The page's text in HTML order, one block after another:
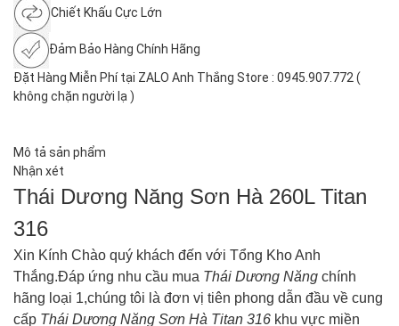
Chiết Khấu Cực Lớn
Đảm Bảo Hàng Chính Hãng
Đặt Hàng Miễn Phí tại ZALO Anh Thắng Store : 0945.907.772 (
không chặn người lạ )
Mô tả sản phẩm
Nhận xét
Thái Dương Năng Sơn Hà 260L Titan
316
Xin Kính Chào quý khách đến với Tổng Kho Anh
Thắng.Đáp ứng nhu cầu mua Thái Dương Năng chính
hãng loại 1,chúng tôi là đơn vị tiên phong dẫn đầu về cung
cấp Thái Dương Năng Sơn Hà Titan 316 khu vực miền